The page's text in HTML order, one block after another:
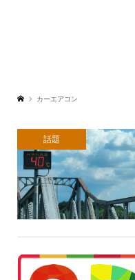
カーエアコン
話題